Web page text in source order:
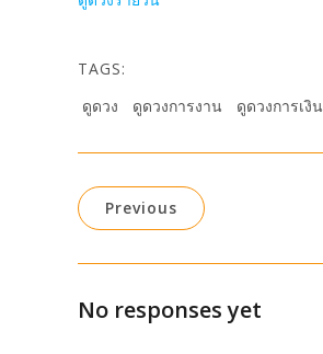
TAGS:
ดูดวง
ดูดวงการงาน ดูดวงการเงิน
Previous
No responses yet